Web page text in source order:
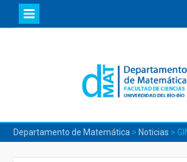
Departamento de Matemática > Noticias >